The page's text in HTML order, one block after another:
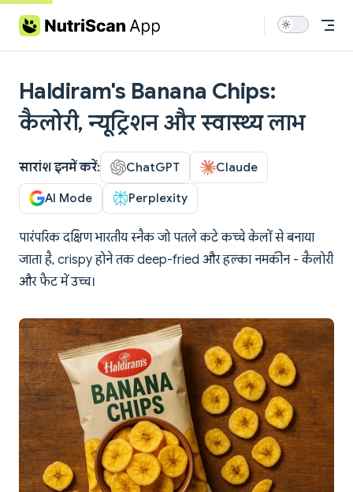
Skip to content
Haldiram's Banana Chips:
कैलोरी, न्यूट्रिशन और स्वास्थ्य लाभ
सारांश इनमें करें: ChatGPT Claude
AI Mode Perplexity
पारंपरिक दक्षिण भारतीय स्नैक जो पतले कटे कच्चे केलों से बनाया
जाता है, crispy होने तक deep-fried और हल्का नमकीन - कैलोरी
और फैट में उच्च।